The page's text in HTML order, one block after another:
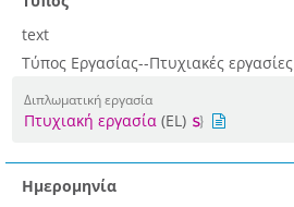
text
Τύπος Εργασίας--Πτυχιακές εργασίες
Διπλωματική εργασία
Πτυχιακή εργασία (EL)
Ημερομηνία